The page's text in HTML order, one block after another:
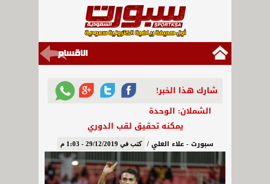
شارك هذا الخبر!
الشملان: الوحدة
يمكنه تحقيق لقب الدوري
سبورت - علاء العلي / كتب في 29/12/2019 - 1:03 م